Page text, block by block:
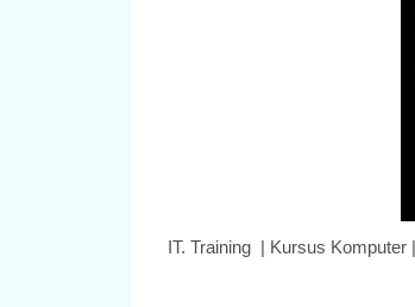
IT. Training | Kursus